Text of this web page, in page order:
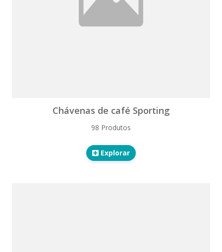
Chávenas de café Sporting
98 Produtos
Explorar